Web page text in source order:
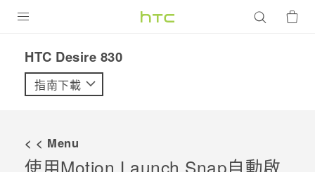
VIVE
配件
HTC Desire 830‎
指南下載
< < Menu
使用Motion Launch Snap自動啟